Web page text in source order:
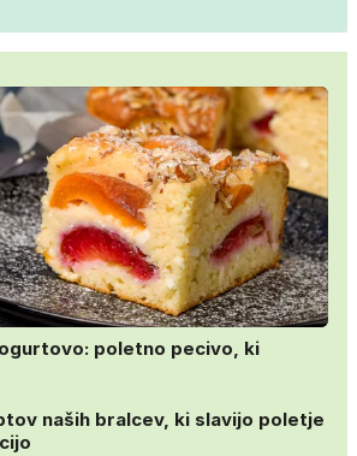
poletno pecivo, ki
naših bralcev, ki slavijo poletje